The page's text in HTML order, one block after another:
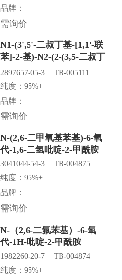
品牌：
需询价
N1-(3',5'-二叔丁基-[1,1'-联
苯]-2-基)-N2-(2-(3,5-二叔丁
基苯基)萘-1-基)苯-1,2-二胺
2897657-05-3
TB-005111
纯度：95%+
品牌：
需询价
N-(2,6-二甲氧基苯基)-6-氧
代-1,6-二氢吡啶-2-甲酰胺
3041044-54-3
TB-004875
纯度：95%+
品牌：
需询价
N-（2,6-二氟苯基）-6-氧
代-1H-吡啶-2-甲酰胺
1982260-20-7
TB-004874
纯度：95%+